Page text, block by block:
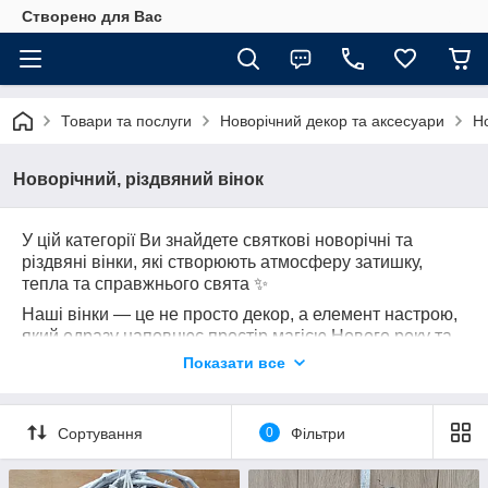
Створено для Вас
Товари та послуги Новорічний декор та аксесуари
Новорічний, різдвяний вінок
У цій категорії Ви знайдете святкові новорічні та
різдвяні вінки, які створюють атмосферу затишку,
тепла та справжнього свята ✨
Наші вінки — це не просто декор, а елемент настрою,
який одразу наповнює простір магією Нового року та
▪️ вінки різних розмірів — від компактних до великих
акцентних
дизайну
Показати все
Сортування 0 Фільтри